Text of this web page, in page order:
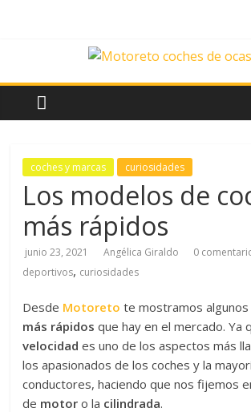
News
Motoreto
Noticias
coches
ocasión
coches y marcas curiosidades
Los modelos de
más rápidos
junio 23, 2021 Angélica Giraldo 0
deportivos, curiosidades
Desde Motoreto te mostramos algunos
más rápidos que hay en el mercado. Ya
velocidad es uno de los aspectos más
los apasionados de los coches y la
conductores, haciendo que nos fijemos
de motor o la cilindrada.